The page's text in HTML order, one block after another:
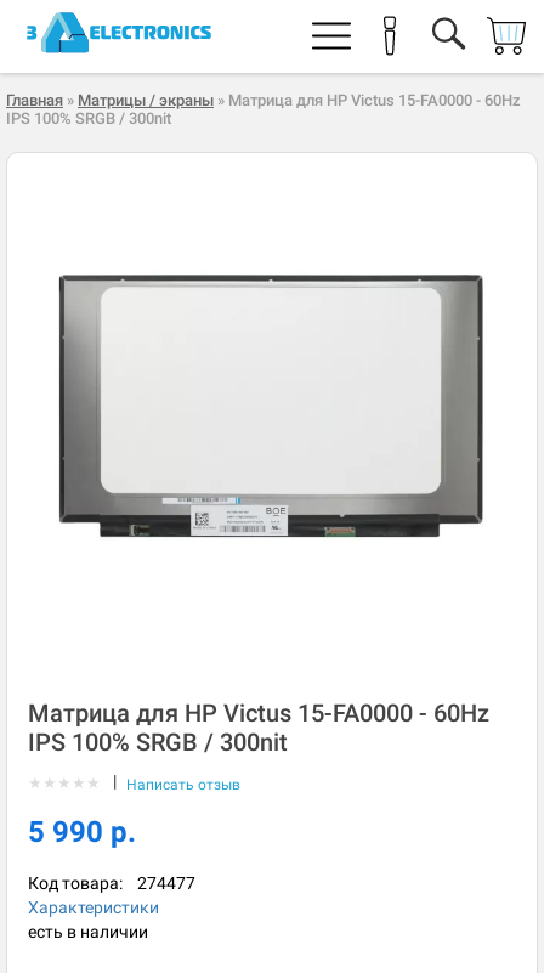
Главная » Матрицы / экраны » Матрица для HP Victus 15-FA0000 - 60Hz
IPS 100% SRGB / 300nit
Матрица для HP Victus 15-FA0000 - 60Hz
IPS 100% SRGB / 300nit
★ ★ ★ ★ ★ | Написать отзыв
5 990 р.
Код товара: 274477
Характеристики
есть в наличии